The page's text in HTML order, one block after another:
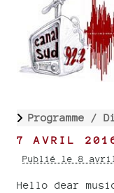
Programme /
7 AVRIL
Publié le 8
Hello dear